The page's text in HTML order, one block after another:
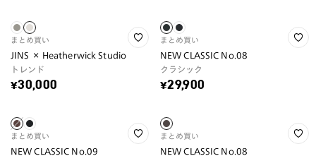
まとめ買い
JINS × Heatherwick Studio
トレンド
¥30,000
まとめ買い
NEW CLASSIC No.08
クラシック
¥29,900
まとめ買い
NEW CLASSIC No.09
まとめ買い
NEW CLASSIC No.08